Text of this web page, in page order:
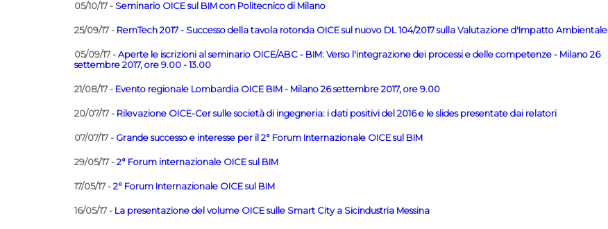
05/10/17 - Seminario OICE sul BIM con Politecnico di Milano
25/09/17 - RemTech 2017 - Successo della tavola rotonda OICE sul nuovo DL 104/2017 sulla Valutazione d'Impatto Ambientale
05/09/17 - Aperte le iscrizioni al seminario OICE/ABC - BIM: Verso l'integrazione dei processi e delle competenze - Milano 26
settembre 2017, ore 9.00 - 13.00
21/08/17 - Evento regionale Lombardia OICE BIM - Milano 26 settembre 2017, ore 9.00
20/07/17 - Rilevazione OICE-Cer sulle società di ingegneria: i dati positivi del 2016 e le slides presentate dai relatori
07/07/17 - Grande successo e interesse per il 2° Forum Internazionale OICE sul BIM
29/05/17 - 2° Forum internazionale OICE sul BIM
17/05/17 - 2° Forum Internazionale OICE sul BIM
16/05/17 - La presentazione del volume OICE sulle Smart City a Sicindustria Messina